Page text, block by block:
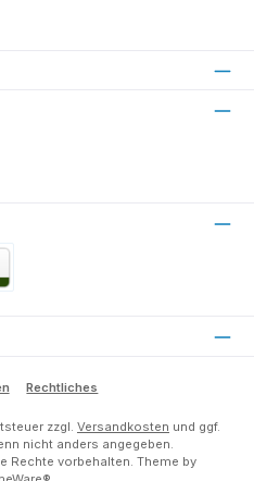
Rechtliches
zzgl. Versandkosten und ggf.
nicht anders angegeben.
Rechte vorbehalten. Theme by